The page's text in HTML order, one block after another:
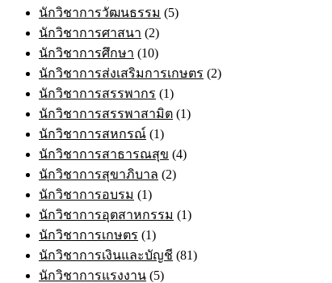
นักวิชาการวัฒนธรรม (5)
นักวิชาการศาสนา (2)
นักวิชาการศึกษา (10)
นักวิชาการส่งเสริมการเกษตร (2)
นักวิชาการสรรพากร (1)
นักวิชาการสรรพาสามิต (1)
นักวิชาการสหกรณ์ (1)
นักวิชาการสาธารณสุข (4)
นักวิชาการสุขาภิบาล (2)
นักวิชาการอบรม (1)
นักวิชาการอุตสาหกรรม (1)
นักวิชาการเกษตร (1)
นักวิชาการเงินและบัญชี (81)
นักวิชาการแรงงาน (5)